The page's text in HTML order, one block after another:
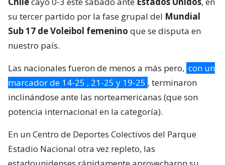
su tercer partido por la fase grupal del Mundial
Sub 17 de Voleibol femenino que se disputa en
nuestro país.
Las nacionales fueron de menos a más pero, con un
marcador de 14-25 , 21-25 y 19-25 , terminaron
inclinándose ante las norteamericanas (que son
potencia internacional en la categoría).
En un Centro de Deportes Colectivos del Parque
Estadio Nacional otra vez repleto, las